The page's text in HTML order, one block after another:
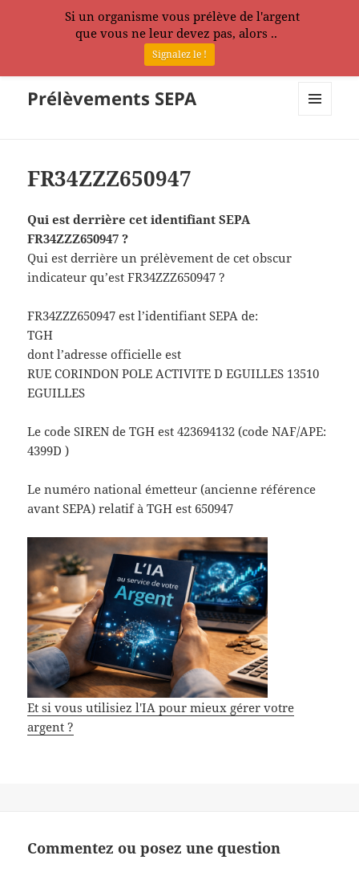
Prélèvements SEPA
FR34ZZZ650947
Qui est derrière cet identifiant SEPA
FR34ZZZ650947 ?
Qui est derrière un prélèvement de cet obscur
indicateur qu’est FR34ZZZ650947 ?
FR34ZZZ650947 est l’identifiant SEPA de:
TGH
dont l’adresse officielle est
RUE CORINDON POLE ACTIVITE D EGUILLES 13510
EGUILLES
Le code SIREN de TGH est 423694132 (code NAF/APE:
4399D )
Le numéro national émetteur (ancienne référence
avant SEPA) relatif à TGH est 650947
Et si vous utilisiez l'IA pour mieux gérer votre
argent ?
Commentez ou posez une question
Si un organisme vous prélève de l'argent
que vous ne leur devez pas, alors ..
Signalez le !